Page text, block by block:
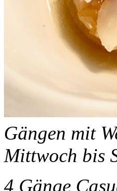
Gängen mit
Mittwoch bis
4 Gänge